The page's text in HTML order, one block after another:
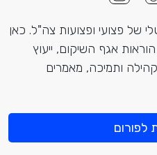
של פצועי ופצועות צה"ל. כאן
אגף השיקום, ייעוץ
ותמיכה, מאמרים
לפורום